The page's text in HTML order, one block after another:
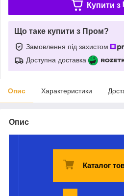
Купити з
Що таке купити з Пром?
Замовлення під захистом
Доступна доставка
Опис Характеристики
Опис
Каталог